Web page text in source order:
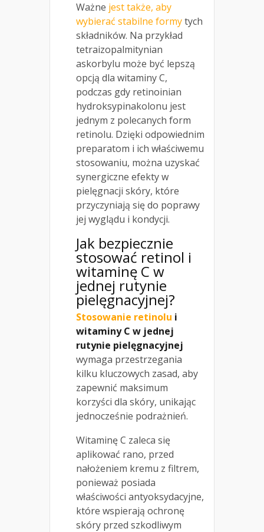
Ważne jest także, aby
wybierać stabilne formytych
składników. Na przykład
tetraizopalmitynian
askorbylu może być lepszą
opcją dla witaminy C,
podczas gdy retinoinian
hydroksypinakolonu jest
jednym z polecanych form
retinolu. Dzięki odpowiednim
preparatom i ich właściwemu
stosowaniu, można uzyskać
synergiczne efekty w
pielęgnacji skóry, które
przyczyniają się do poprawy
jej wyglądu i kondycji.
Jak bezpiecznie
stosować retinol i
witaminę C w
jednej rutynie
pielęgnacyjnej?
Stosowanie retinolu i
witaminy C w jednej
rutynie pielęgnacyjnej
wymaga przestrzegania
kilku kluczowych zasad, aby
zapewnić maksimum
korzyści dla skóry, unikając
jednocześnie podrażnień.
Witaminę C zaleca się
aplikować rano, przed
nałożeniem kremu z filtrem,
ponieważ posiada
właściwości antyoksydacyjne,
które wspierają ochronę
skóry przed szkodliwym